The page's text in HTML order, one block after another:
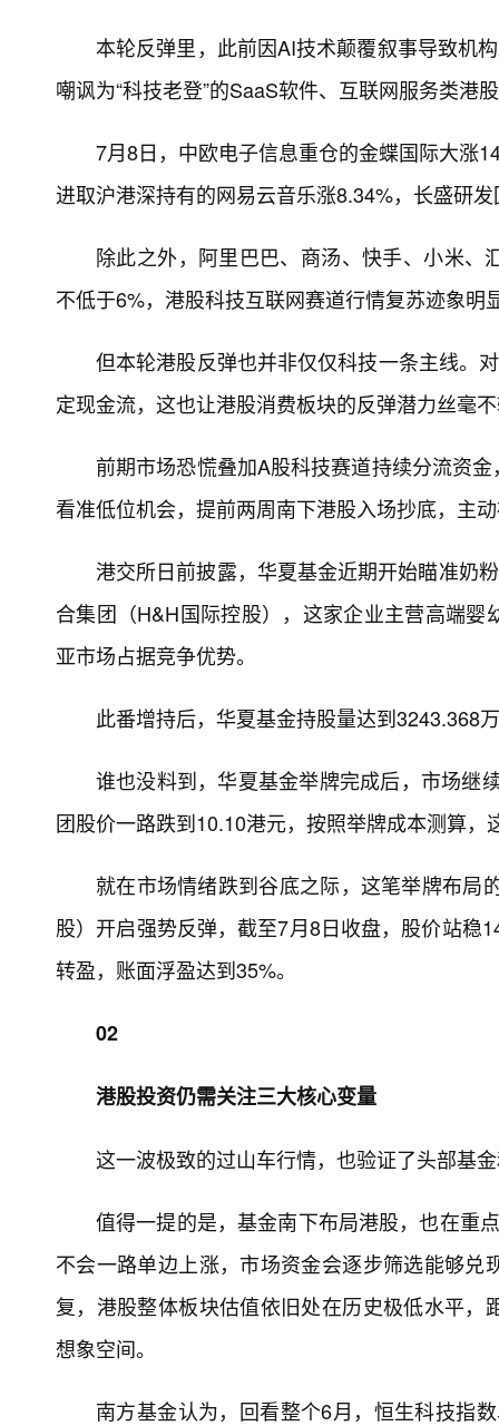
本轮反弹里，此前因AI技术颠覆叙事导致机
嘲讽为“科技老登”的SaaS软件、互联网服务类港
7月8日，中欧电子信息重仓的金蝶国际大涨
进取沪港深持有的网易云音乐涨8.34%，长盛研
除此之外，阿里巴巴、商汤、快手、小米
不低于6%，港股科技互联网赛道行情复苏迹象明
但本轮港股反弹也并非仅仅科技一条主线。
定现金流，这也让港股消费板块的反弹潜力丝毫
前期市场恐慌叠加A股科技赛道持续分流资
看准低位机会，提前两周南下港股入场抄底，主
港交所日前披露，华夏基金近期开始瞄准奶
合集团（H&H国际控股），这家企业主营高端
亚市场占据竞争优势。
此番增持后，华夏基金持股量达到3243.368
谁也没料到，华夏基金举牌完成后，市场继
团股价一路跌到10.10港元，按照举牌成本测算
就在市场情绪跌到谷底之际，这笔举牌布局
股）开启强势反弹，截至7月8日收盘，股价站稳
转盈，账面浮盈达到35%。
02
港股投资仍需关注三大核心变量
这一波极致的过山车行情，也验证了头部基
值得一提的是，基金南下布局港股，也在重
不会一路单边上涨，市场资金会逐步筛选能够
复，港股整体板块估值依旧处在历史极低水平
想象空间。
南方基金认为，回看整个6月，恒生科技指